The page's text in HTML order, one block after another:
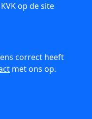
op de site
correct heeft
met ons op.